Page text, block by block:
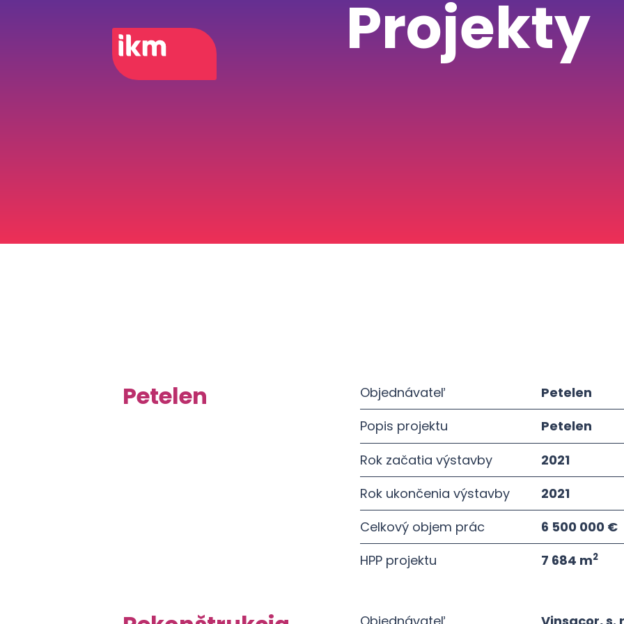
Projekty
Petelen Objednávateľ
Petelen
Popis projektu
Petelen
Rok začatia výstavby
2021
Rok ukončenia výstavby
2021
Celkový objem prác
6 500 000 €
HPP projektu
7 684 m2